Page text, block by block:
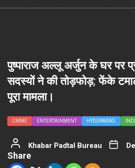
पुष्पाराज अल्लू अर्जुन के घर पर
सदस्यों ने की तोड़फोड़; फेंके
पूरा मामला।
CRIME ENTERTAINMENT HYDERABAD
Khabar Padtal Bureau
Share